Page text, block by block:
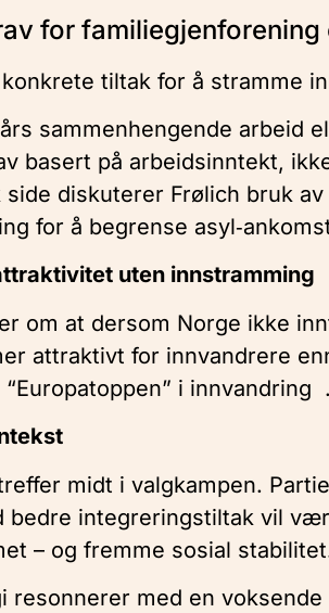
for familiegjenforening
tiltak for å stramme
sammenhengende arbeid
basert på arbeidsinntekt,
side diskuterer Frølich bruk
for å begrense
uten innstramming
om at dersom Norge ikke
attraktivt for innvandrere
i innvandring
midt i valgkampen.
bedre integreringstiltak vil
– og fremme sosial
resonnerer med en